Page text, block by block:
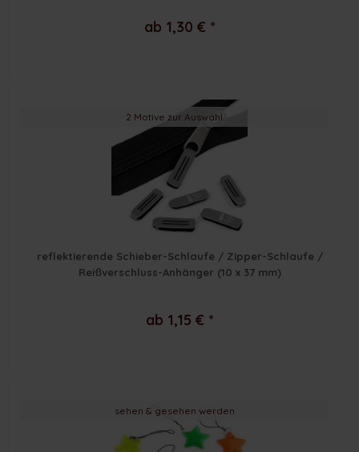
ab 1,30 € *
2 Motive zur Auswahl
reflektierende Schieber-Schlaufe / Zipper-Schlaufe /
Reißverschluss-Anhänger (10 x 37 mm)
ab 1,15 € *
sehen & gesehen werden